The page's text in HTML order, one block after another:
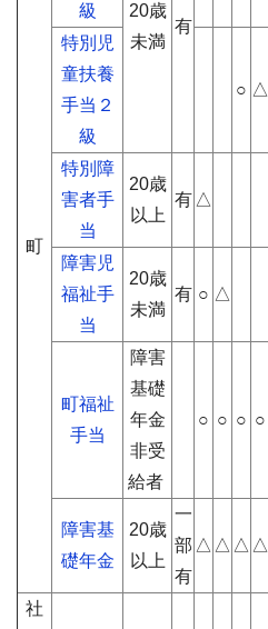
町
級
20歳
未満
有
特別児
童扶養
手当２
級
○ △
特別障
害者手
当
20歳
以上
有 △
障害児
福祉手
当
20歳
未満
有 ○ △
町福祉
手当
障害
基礎
年金
非受
給者
○ ○ ○ ○
障害基
礎年金
20歳
以上
一
部
有
△ △ △ △
社